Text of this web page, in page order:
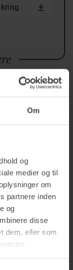
Om
og
medier og til
om
partnere inden
og
disse
dem, eller som